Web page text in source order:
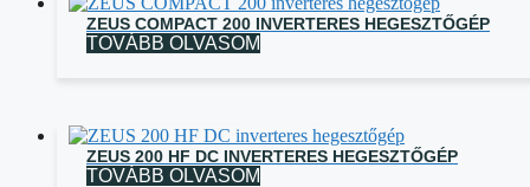
ZEUS COMPACT 200 INVERTERES HEGESZTŐGÉP
TOVÁBB OLVASOM
ZEUS 200 HF DC INVERTERES HEGESZTŐGÉP
TOVÁBB OLVASOM